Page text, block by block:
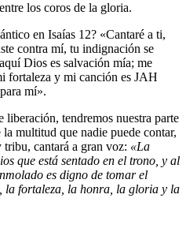
los coros de la gloria.
en Isaías 12? «Cantaré a ti,
contra mí, tu indignación se
Dios es salvación mía; me
fortaleza y mi canción es JAH
mí».
liberación, tendremos nuestra parte
multitud que nadie puede contar,
cantará a gran voz: «La
que está sentado en el trono, y al
es digno de tomar el
la fortaleza, la honra, la gloria y la